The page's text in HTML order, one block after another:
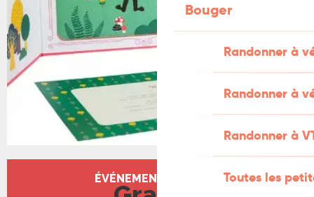
Bouger
Randonner à
Randonner à
Randonner à
Toutes les
Ouverture et coordonnées
ÉVÉNEMENT TERMINÉ